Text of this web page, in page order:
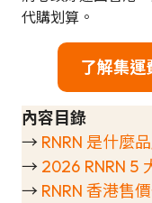
代購划算。
了解集運
內容目錄
→ RNRN 是什麼
→ 2026 RNRN 5
→ RNRN 香港售